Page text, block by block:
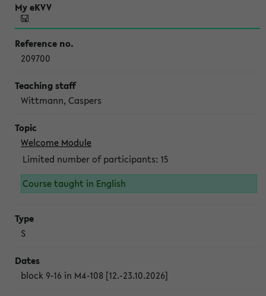
209700
Wittmann, Caspers
Welcome Module
Limited number of participants: 15
Course taught in English
S
block 9-16 in M4-108 [12.-23.10.2026]